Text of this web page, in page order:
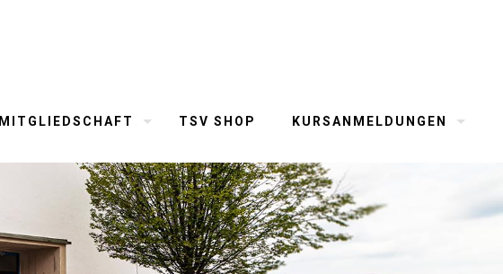
MITGLIEDSCHAFT TSV SHOP KURSANMELDUNGEN